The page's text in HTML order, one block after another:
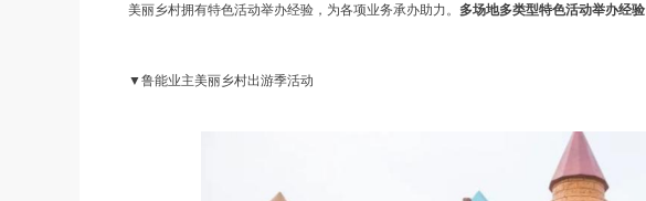
美丽乡村拥有特色活动举办经验，为各项业务承办助力。 多场地多类型特色活动举办经验
▼鲁能业主美丽乡村出游季活动